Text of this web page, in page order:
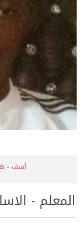
آسف -
المعلم - الاسان